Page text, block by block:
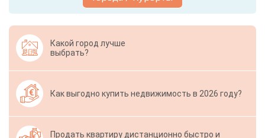
Какой город лучше
выбрать?
Как выгодно купить недвижимость в 2026 году?
Продать квартиру дистанционно быстро и